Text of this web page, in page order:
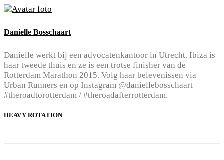
Danielle Bosschaart
Danielle werkt bij een advocatenkantoor in Utrecht. Ibiza is
haar tweede thuis en ze is een trotse finisher van de
Rotterdam Marathon 2015. Volg haar belevenissen via
Urban Runners en op Instagram @daniellebosschaart
#theroadtorotterdam / #theroadafterrotterdam.
HEAVY ROTATION